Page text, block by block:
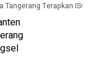
Terapkan ISO